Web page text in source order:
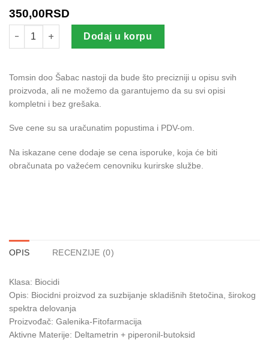
350,00RSD
Kontakt 50 ml količina
Dodaj u korpu
Tomsin doo Šabac nastoji da bude što precizniji u opisu svih
proizvoda, ali ne možemo da garantujemo da su svi opisi
kompletni i bez grešaka.
Sve cene su sa uračunatim popustima i PDV-om.
Na iskazane cene dodaje se cena isporuke, koja će biti
obračunata po važećem cenovniku kurirske službe.
OPIS RECENZIJE (0)
Klasa: Biocidi
Opis: Biocidni proizvod za suzbijanje skladišnih štetočina, širokog
spektra delovanja
Proizvođač: Galenika-Fitofarmacija
Aktivne Materije: Deltametrin + piperonil-butoksid